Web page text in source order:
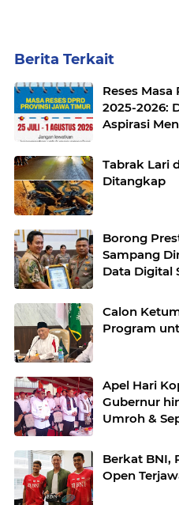
Berita Terkait
Reses
2025-2026:
Aspirasi
Tabrak Lari
Ditangkap
Borong
Sampang
Data Digital
Calon
Program
Apel Hari
Gubernur
Umroh &
Berkat BNI,
Open